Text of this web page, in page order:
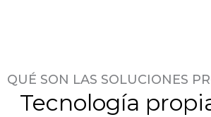
QUÉ SON LAS SOLUCIONES
Tecnología